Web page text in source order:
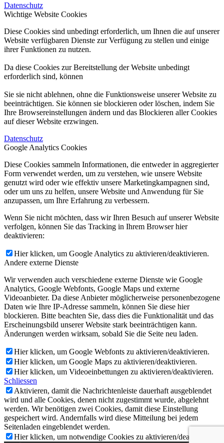
Datenschutz
Wichtige Website Cookies
Diese Cookies sind unbedingt erforderlich, um Ihnen die auf unserer
Website verfügbaren Dienste zur Verfügung zu stellen und einige
ihrer Funktionen zu nutzen.
Da diese Cookies zur Bereitstellung der Website unbedingt
erforderlich sind, können
Sie sie nicht ablehnen, ohne die Funktionsweise unserer Website zu
beeinträchtigen. Sie können sie blockieren oder löschen, indem Sie
Ihre Browsereinstellungen ändern und das Blockieren aller Cookies
auf dieser Website erzwingen.
Datenschutz
Google Analytics Cookies
Diese Cookies sammeln Informationen, die entweder in aggregierter
Form verwendet werden, um zu verstehen, wie unsere Website
genutzt wird oder wie effektiv unsere Marketingkampagnen sind,
oder um uns zu helfen, unsere Website und Anwendung für Sie
anzupassen, um Ihre Erfahrung zu verbessern.
Wenn Sie nicht möchten, dass wir Ihren Besuch auf unserer Website
verfolgen, können Sie das Tracking in Ihrem Browser hier
deaktivieren:
Hier klicken, um Google Analytics zu aktivieren/deaktivieren.
Andere externe Dienste
Wir verwenden auch verschiedene externe Dienste wie Google
Analytics, Google Webfonts, Google Maps und externe
Videoanbieter. Da diese Anbieter möglicherweise personenbezogene
Daten wie Ihre IP-Adresse sammeln, können Sie diese hier
blockieren. Bitte beachten Sie, dass dies die Funktionalität und das
Erscheinungsbild unserer Website stark beeinträchtigen kann.
Änderungen werden wirksam, sobald Sie die Seite neu laden.
Hier klicken, um Google Webfonts zu aktivieren/deaktivieren.
Hier klicken, um Google Maps zu aktivieren/deaktivieren.
Hier klicken, um Videoeinbettungen zu aktivieren/deaktivieren.
Schliessen
Aktivieren, damit die Nachrichtenleiste dauerhaft ausgeblendet
wird und alle Cookies, denen nicht zugestimmt wurde, abgelehnt
werden. Wir benötigen zwei Cookies, damit diese Einstellung
gespeichert wird. Andernfalls wird diese Mitteilung bei jedem
Seitenladen eingeblendet werden.
Hier klicken, um notwendige Cookies zu aktivieren/deaktivieren.